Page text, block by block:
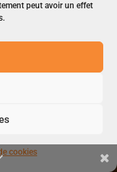
peut avoir un effet
cookies